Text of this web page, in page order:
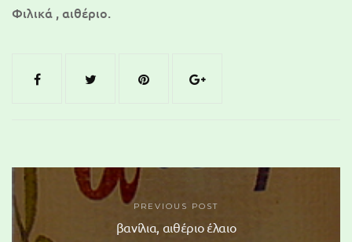
Φιλικά , αιθέριο.
PREVIOUS POST
βανίλια, αιθέριο έλαιο